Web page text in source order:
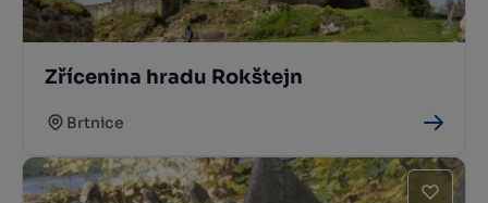
Zřícenina hradu Rokštejn
Brtnice